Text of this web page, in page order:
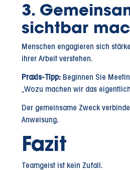
3.
sichtbar
Menschen engagieren sich
ihrer Arbeit verstehen.
Praxis-Tipp: Beginnen Sie
„Wozu machen wir das
Der gemeinsame Zweck
Anweisung.
Fazit
Teamgeist ist kein Zufall.